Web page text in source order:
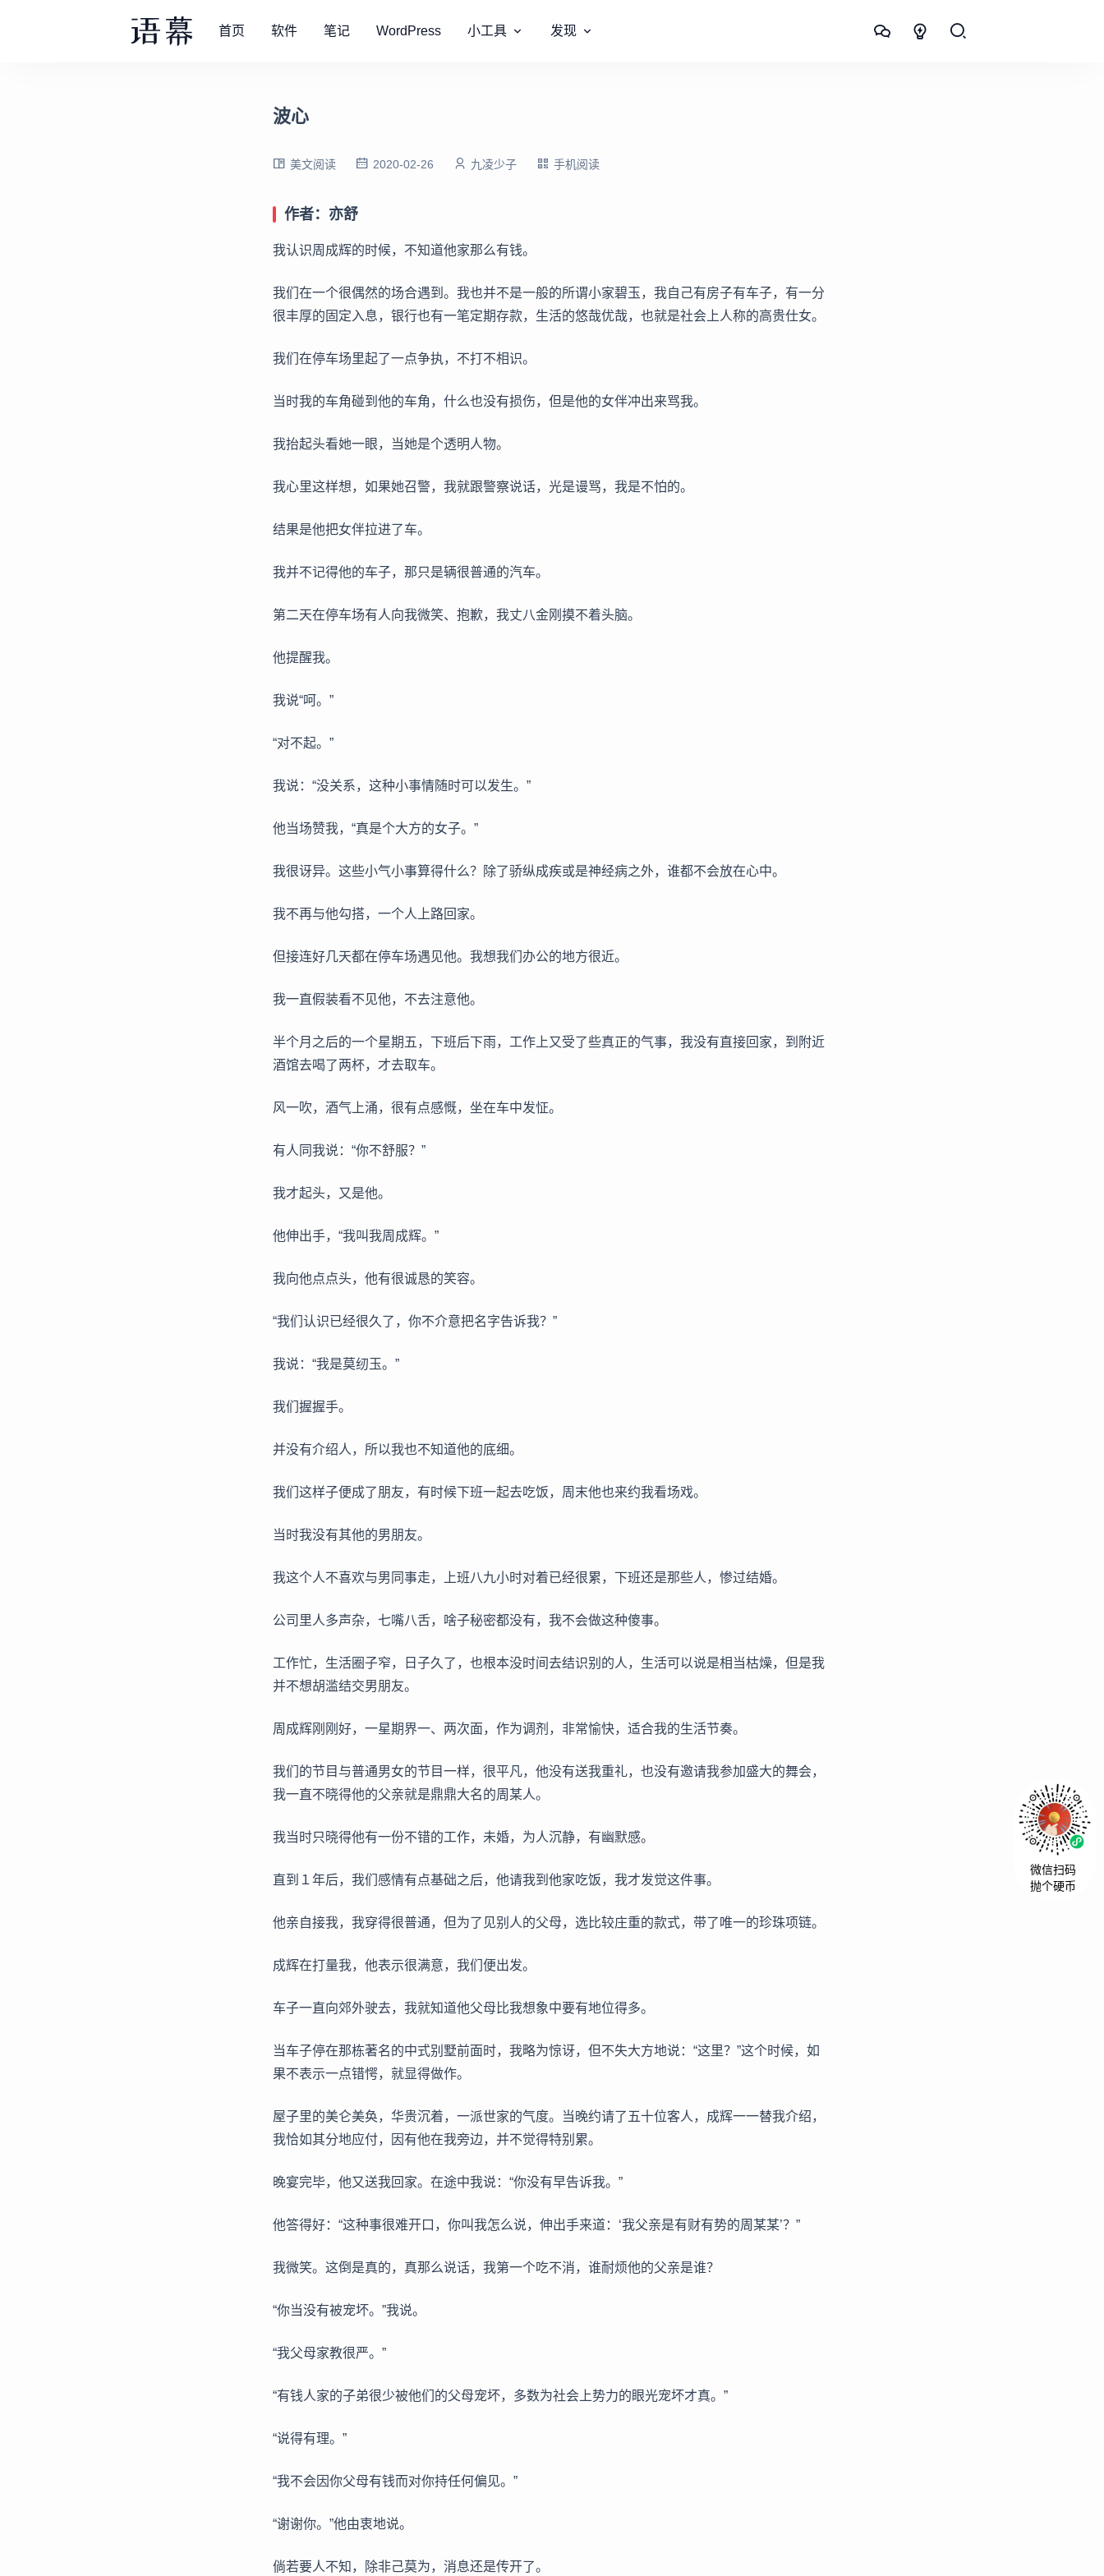
首页 软件 笔记 WordPress 小工具 发现
波心
美文阅读 2020-02-26 九凌少子 手机阅读
作者：亦舒
我认识周成辉的时候，不知道他家那么有钱。
我们在一个很偶然的场合遇到。我也并不是一般的所谓小家碧玉，我自己有房子有车子，有一分
很丰厚的固定入息，银行也有一笔定期存款，生活的悠哉优哉，也就是社会上人称的高贵仕女。
我们在停车场里起了一点争执，不打不相识。
当时我的车角碰到他的车角，什么也没有损伤，但是他的女伴冲出来骂我。
我抬起头看她一眼，当她是个透明人物。
我心里这样想，如果她召警，我就跟警察说话，光是谩骂，我是不怕的。
结果是他把女伴拉进了车。
我并不记得他的车子，那只是辆很普通的汽车。
第二天在停车场有人向我微笑、抱歉，我丈八金刚摸不着头脑。
他提醒我。
我说“呵。”
“对不起。”
我说：“没关系，这种小事情随时可以发生。”
他当场赞我，“真是个大方的女子。”
我很讶异。这些小气小事算得什么？除了骄纵成疾或是神经病之外，谁都不会放在心中。
我不再与他勾搭，一个人上路回家。
但接连好几天都在停车场遇见他。我想我们办公的地方很近。
我一直假装看不见他，不去注意他。
半个月之后的一个星期五，下班后下雨，工作上又受了些真正的气事，我没有直接回家，到附近
酒馆去喝了两杯，才去取车。
风一吹，酒气上涌，很有点感慨，坐在车中发怔。
有人同我说：“你不舒服？”
我才起头，又是他。
他伸出手，“我叫我周成辉。”
我向他点点头，他有很诚恳的笑容。
“我们认识已经很久了，你不介意把名字告诉我？”
我说：“我是莫纫玉。”
我们握握手。
并没有介绍人，所以我也不知道他的底细。
我们这样子便成了朋友，有时候下班一起去吃饭，周末他也来约我看场戏。
当时我没有其他的男朋友。
我这个人不喜欢与男同事走，上班八九小时对着已经很累，下班还是那些人，惨过结婚。
公司里人多声杂，七嘴八舌，啥子秘密都没有，我不会做这种傻事。
工作忙，生活圈子窄，日子久了，也根本没时间去结识别的人，生活可以说是相当枯燥，但是我
并不想胡滥结交男朋友。
周成辉刚刚好，一星期界一、两次面，作为调剂，非常愉快，适合我的生活节奏。
我们的节目与普通男女的节目一样，很平凡，他没有送我重礼，也没有邀请我参加盛大的舞会，
我一直不晓得他的父亲就是鼎鼎大名的周某人。
我当时只晓得他有一份不错的工作，未婚，为人沉静，有幽默感。
直到１年后，我们感情有点基础之后，他请我到他家吃饭，我才发觉这件事。
他亲自接我，我穿得很普通，但为了见别人的父母，选比较庄重的款式，带了唯一的珍珠项链。
成辉在打量我，他表示很满意，我们便出发。
车子一直向郊外驶去，我就知道他父母比我想象中要有地位得多。
当车子停在那栋著名的中式别墅前面时，我略为惊讶，但不失大方地说：“这里？”这个时候，如
果不表示一点错愕，就显得做作。
屋子里的美仑美奂，华贵沉着，一派世家的气度。当晚约请了五十位客人，成辉一一替我介绍，
我恰如其分地应付，因有他在我旁边，并不觉得特别累。
晚宴完毕，他又送我回家。在途中我说：“你没有早告诉我。”
他答得好：“这种事很难开口，你叫我怎么说，伸出手来道：‘我父亲是有财有势的周某某’？”
我微笑。这倒是真的，真那么说话，我第一个吃不消，谁耐烦他的父亲是谁？
“你当没有被宠坏。”我说。
“我父母家教很严。”
“有钱人家的子弟很少被他们的父母宠坏，多数为社会上势力的眼光宠坏才真。”
“说得有理。”
“我不会因你父母有钱而对你持任何偏见。”
“谢谢你。”他由衷地说。
倘若要人不知，除非己莫为，消息还是传开了。
微信扫码
抛个硬币